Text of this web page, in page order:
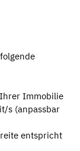
Immobilie
s (anpassbar
entspricht